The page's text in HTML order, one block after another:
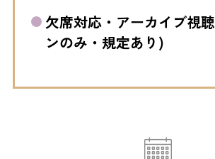
欠席対応・アーカイブ視
ンのみ・規定あり)